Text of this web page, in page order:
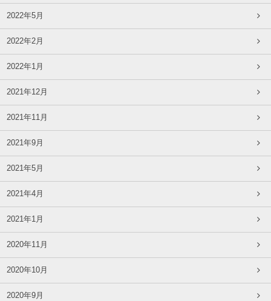
2022年5月
2022年2月
2022年1月
2021年12月
2021年11月
2021年9月
2021年5月
2021年4月
2021年1月
2020年11月
2020年10月
2020年9月